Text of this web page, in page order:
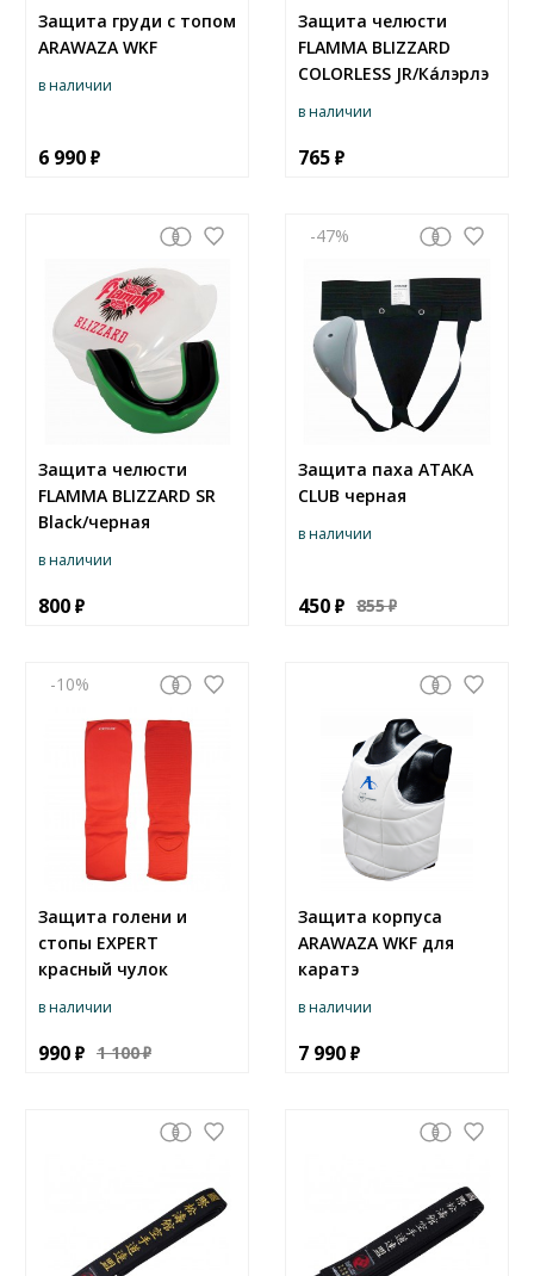
Защита груди c топом
ARAWAZA WKF
в наличии
6 990
Защита челюсти
FLAMMA BLIZZARD
COLORLESS JR/Ка́лэрлэ
в наличии
765
Защита челюсти
FLAMMA BLIZZARD SR
Black/черная
в наличии
800
-47
Защита паха АТАКА
CLUB черная
в наличии
450 855
-10
Защита голени и
стопы EXPERT
красный чулок
в наличии
990 1 100
Защита корпуса
ARAWAZA WKF для
каратэ
в наличии
7 990